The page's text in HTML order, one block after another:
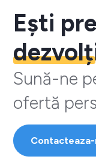
Ești
Sună-ne
ofertă